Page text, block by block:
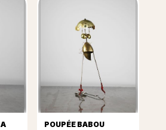
POUPÉE BABOU